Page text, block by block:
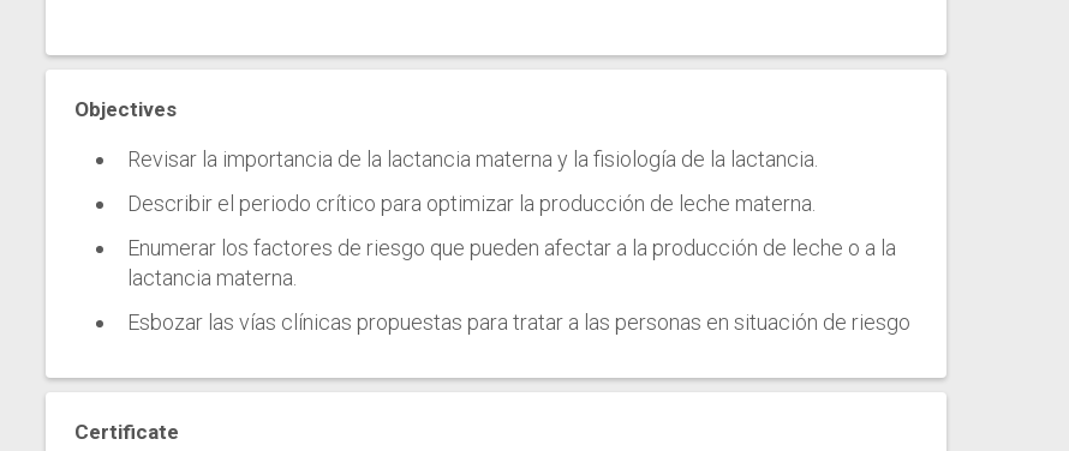
Objectives
Revisar la importancia de la lactancia materna y la fisiología de la lactancia.
Describir el periodo crítico para optimizar la producción de leche materna.
Enumerar los factores de riesgo que pueden afectar a la producción de leche o a la
lactancia materna.
Esbozar las vías clínicas propuestas para tratar a las personas en situación de riesgo
Certificate